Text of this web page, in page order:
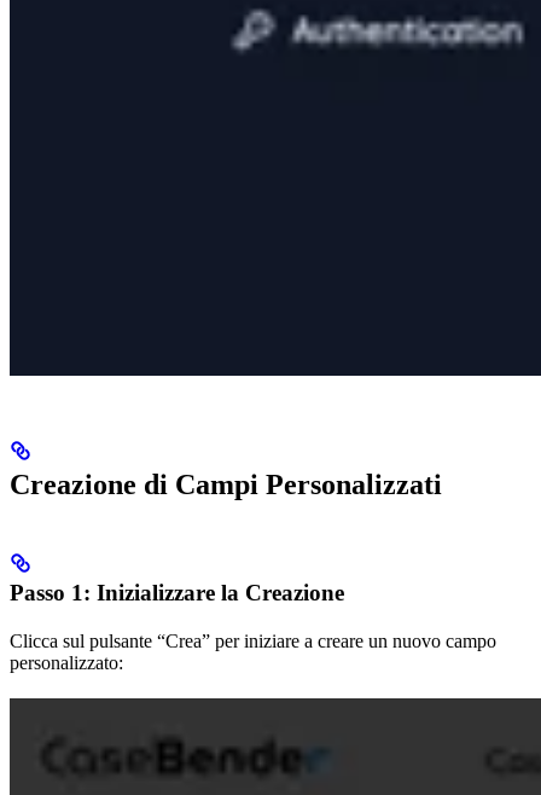
Creazione di Campi Personalizzati
Passo 1: Inizializzare la Creazione
Clicca sul pulsante “Crea” per iniziare a creare un nuovo campo
personalizzato: